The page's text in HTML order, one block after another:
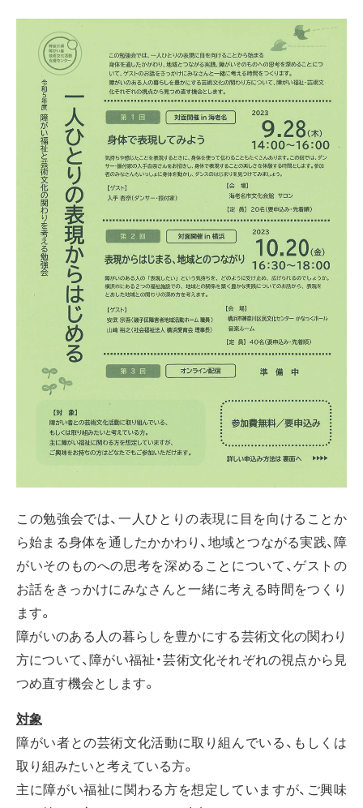
この勉強会では、一人ひとりの表現に目を向けることか
ら始まる身体を通したかかわり、地域とつながる実践、障
がいそのものへの思考を深めることについて、ゲストの
お話をきっかけにみなさんと一緒に考える時間をつくり
ます。
障がいのある人の暮らしを豊かにする芸術文化の関わり
方について、障がい福祉・芸術文化それぞれの視点から見
つめ直す機会とします。
対象
障がい者との芸術文化活動に取り組んでいる、もしくは
取り組みたいと考えている方。
主に障がい福祉に関わる方を想定していますが、ご興味